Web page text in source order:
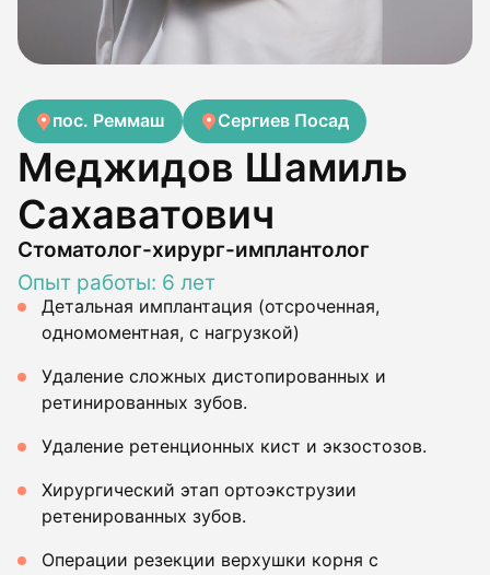
пос. Реммаш Сергиев Посад
Меджидов Шамиль
Сахаватович
Стоматолог-хирург-имплантолог
Опыт работы: 6 лет
Детальная имплантация (отсроченная,
одномоментная, с нагрузкой)
Удаление сложных дистопированных и
ретинированных зубов.
Удаление ретенционных кист и экзостозов.
Хирургический этап ортоэкструзии
ретенированных зубов.
Операции резекции верхушки корня с